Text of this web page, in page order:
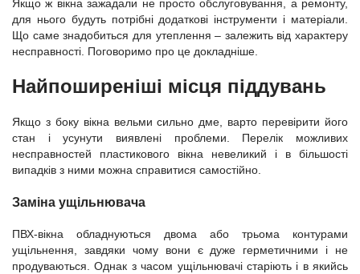
Якщо ж вікна зажадали не просто обслуговування, а ремонту,
для нього будуть потрібні додаткові інструменти і матеріали.
Що саме знадобиться для утеплення – залежить від характеру
несправності. Поговоримо про це докладніше.
Найпоширеніші місця піддувань
Якщо з боку вікна вельми сильно дме, варто перевірити його
стан і усунути виявлені проблеми. Перелік можливих
несправностей пластикового вікна невеликий і в більшості
випадків з ними можна справитися самостійно.
Заміна ущільнювача
ПВХ-вікна обладнуються двома або трьома контурами
ущільнення, завдяки чому вони є дуже герметичними і не
продуваються. Однак з часом ущільнювачі старіють і в якийсь